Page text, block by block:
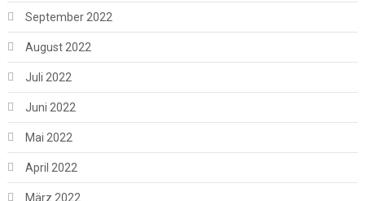
September 2022
August 2022
Juli 2022
Juni 2022
Mai 2022
April 2022
März 2022